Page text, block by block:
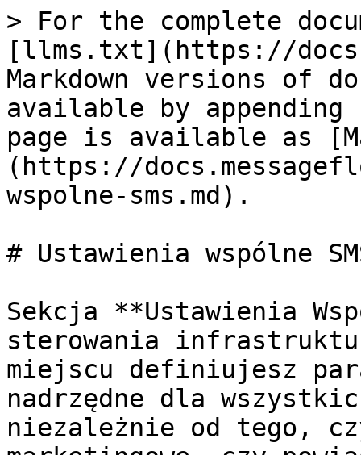
> For the complete
[llms.txt](https://
Markdown versions of
available by
page is available as
(https://
wspolne-sms.md).
# Ustawienia wspólne
Sekcja **Ustawienia
sterowania
miejscu definiujesz
nadrzędne dla
niezależnie od tego,